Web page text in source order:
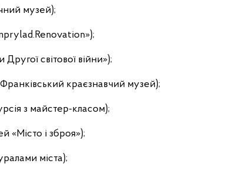
музей);
світової війни»);
краєзнавчий музей);
з майстер-класом);
«Місто і зброя»);
міста);